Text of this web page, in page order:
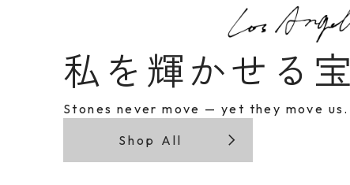
Stones never move — yet they move us.
Shop All